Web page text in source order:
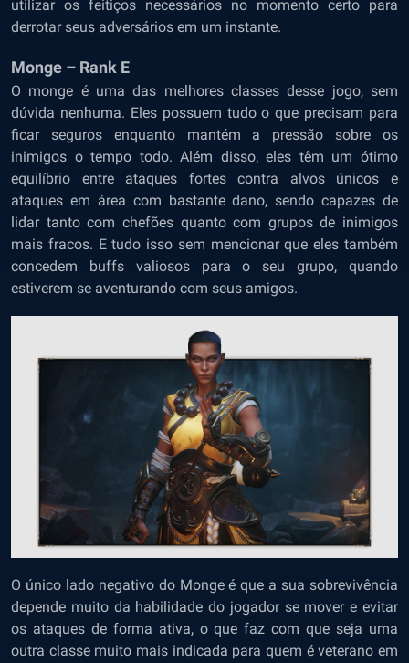
utilizar os feitiços necessários no momento certo para
derrotar seus adversários em um instante.
Monge – Rank E
O monge é uma das melhores classes desse jogo, sem
dúvida nenhuma. Eles possuem tudo o que precisam para
ficar seguros enquanto mantém a pressão sobre os
inimigos o tempo todo. Além disso, eles têm um ótimo
equilíbrio entre ataques fortes contra alvos únicos e
ataques em área com bastante dano, sendo capazes de
lidar tanto com chefões quanto com grupos de inimigos
mais fracos. E tudo isso sem mencionar que eles também
concedem buffs valiosos para o seu grupo, quando
estiverem se aventurando com seus amigos.
O único lado negativo do Monge é que a sua sobrevivência
depende muito da habilidade do jogador se mover e evitar
os ataques de forma ativa, o que faz com que seja uma
outra classe muito mais indicada para quem é veterano em